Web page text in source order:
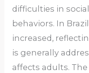
difficulties in
behaviors. In
increased,
is generally
affects adults.